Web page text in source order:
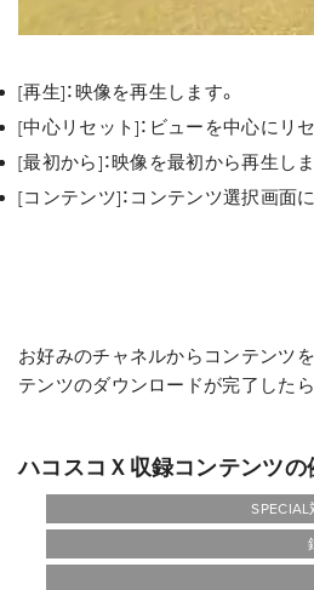
[再生]：映像を再生します。
[中心リセット]：ビューを中心にリ
[最初から]：映像を最初から再生しま
[コンテンツ]：コンテンツ選択画面
お好みのチャネルからコンテンツ
テンツのダウンロードが完了したら
ハコスコＸ収録コンテンツの